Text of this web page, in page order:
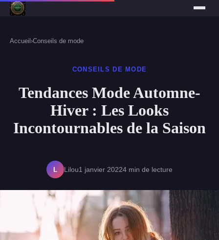
Accueil ›Conseils de mode
CONSEILS DE MODE
Tendances Mode Automne-
Hiver : Les Looks
Incontournables de la Saison
L Lilou1 janvier 20224 min de lecture